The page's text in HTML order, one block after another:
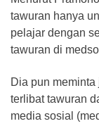
tawuran hanya
pelajar dengan
tawuran di
Dia pun
terlibat tawuran
media sosial